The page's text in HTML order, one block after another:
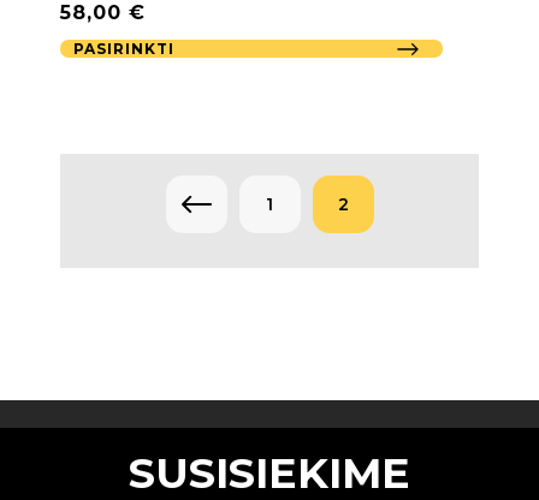
58,00 €
PASIRINKTI
← 1 2
SUSISIEKIME